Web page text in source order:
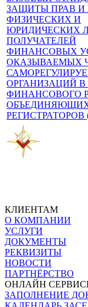
ЗАЩИТЫ ПРАВ И
ФИЗИЧЕСКИХ И
ЮРИДИЧЕСКИХ
ПОЛУЧАТЕЛЕЙ
ФИНАНСОВЫХ
ОКАЗЫВАЕМЫХ
ОРГАНИЗАЦИЙ В
ФИНАНСОВОГО
РЕГИСТРАТОРОВ
КЛИЕНТАМ
О КОМПАНИИ
УСЛУГИ
ДОКУМЕНТЫ
РЕКВИЗИТЫ
НОВОСТИ
ПАРТНЁРСТВО
ОНЛАЙН
ЗАПОЛНЕНИЕ